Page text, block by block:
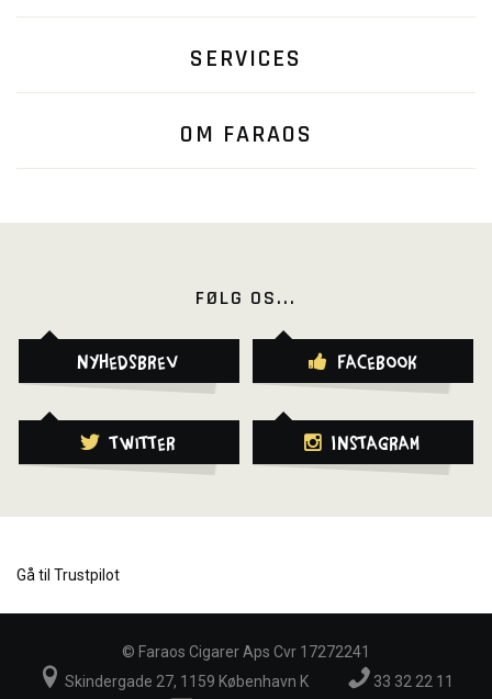
SERVICES
OM FARAOS
FØLG OS...
Nyhedsbrev Facebook
Twitter Instagram
Gå til Trustpilot
© Faraos Cigarer Aps Cvr 17272241
Skindergade 27, 1159 København K
33 32 22 11